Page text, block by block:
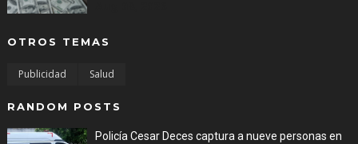
OTROS TEMAS
Publicidad Salud
RANDOM POSTS
Policía Cesar Deces captura a nueve personas en